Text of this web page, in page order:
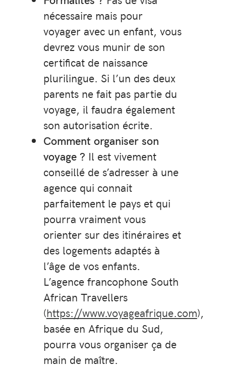
nécessaire mais pour
voyager avec un enfant, vous
devrez vous munir de son
certificat de naissance
plurilingue. Si l’un des deux
parents ne fait pas partie du
voyage, il faudra également
son autorisation écrite.
Comment organiser son
voyage ? Il est vivement
conseillé de s’adresser à une
agence qui connait
parfaitement le pays et qui
pourra vraiment vous
orienter sur des itinéraires et
des logements adaptés à
l’âge de vos enfants.
L’agence francophone South
African Travellers
(https://www.voyageafrique.com),
basée en Afrique du Sud,
pourra vous organiser ça de
main de maître.